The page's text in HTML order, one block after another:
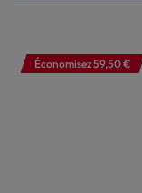
Économisez 59,50 €